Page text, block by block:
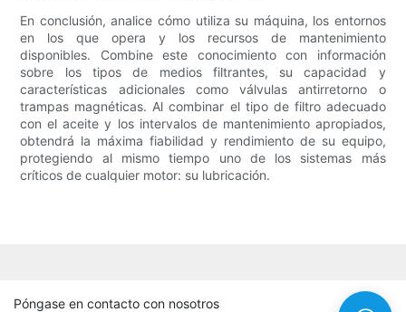
En conclusión, analice cómo utiliza su máquina, los entornos
en los que opera y los recursos de mantenimiento
disponibles. Combine este conocimiento con información
sobre los tipos de medios filtrantes, su capacidad y
características adicionales como válvulas antirretorno o
trampas magnéticas. Al combinar el tipo de filtro adecuado
con el aceite y los intervalos de mantenimiento apropiados,
obtendrá la máxima fiabilidad y rendimiento de su equipo,
protegiendo al mismo tiempo uno de los sistemas más
críticos de cualquier motor: su lubricación.
Póngase en contacto con nosotros